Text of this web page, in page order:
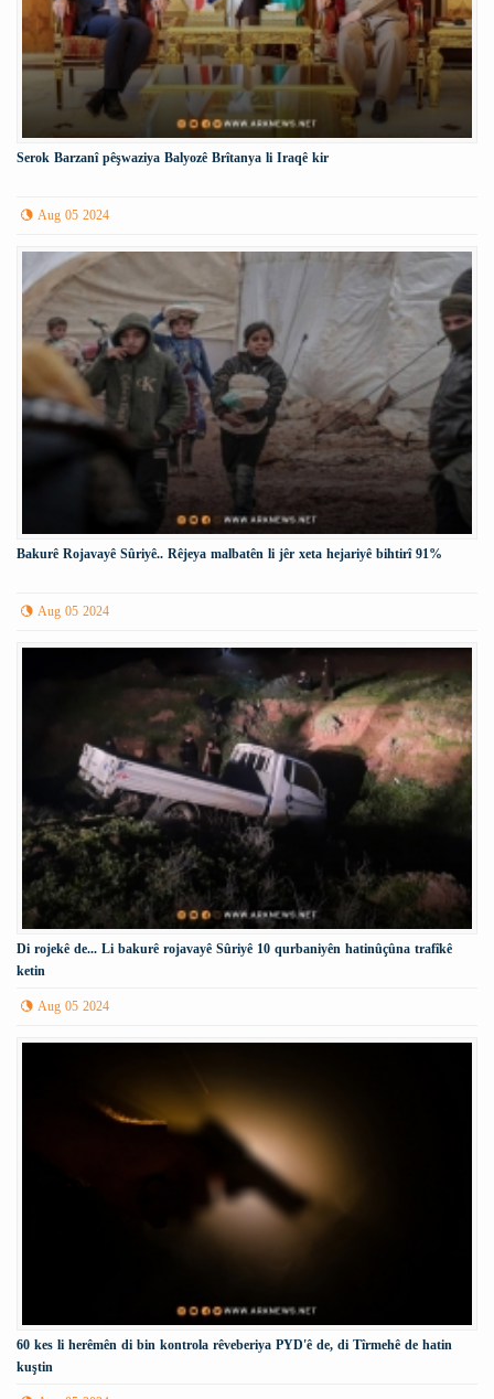
Serok Barzanî pêşwaziya Balyozê Brîtanya li Iraqê kir
Aug 05 2024
Bakurê Rojavayê Sûriyê.. Rêjeya malbatên li jêr xeta hejariyê bihtirî 91%
Aug 05 2024
Di rojekê de... Li bakurê rojavayê Sûriyê 10 qurbaniyên hatinûçûna trafîkê
ketin
Aug 05 2024
60 kes li herêmên di bin kontrola rêveberiya PYD'ê de, di Tîrmehê de hatin
kuştin